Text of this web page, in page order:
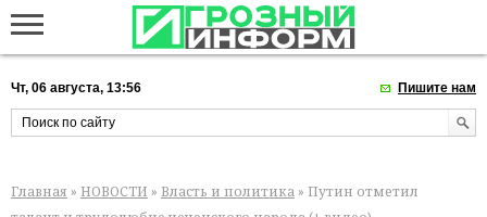
Чт, 06 августа, 13:56 Пишите нам
Главная » НОВОСТИ » Власть и политика » Путин отметил